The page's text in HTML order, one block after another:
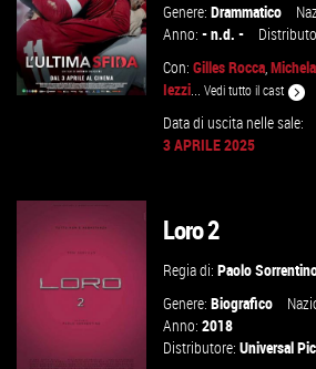
VAI ALLA SCHEDA
Genere:Drammatico
Anno:- n.d. -
Con:Gilles Rocca,
Iezzi...Vedi tutto il cast
Data di uscita nelle sale:
3 APRILE 2025
Loro 2
Regia di:Paolo
Genere:Biografico
Anno:2018
Distributore:Universal